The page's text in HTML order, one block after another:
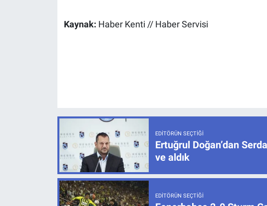
Kaynak: Haber Kenti // Haber Servisi
EDITÖRÜN SEÇTIĞI
Ertuğrul Doğan’dan
ve aldık
EDITÖRÜN SEÇTIĞI